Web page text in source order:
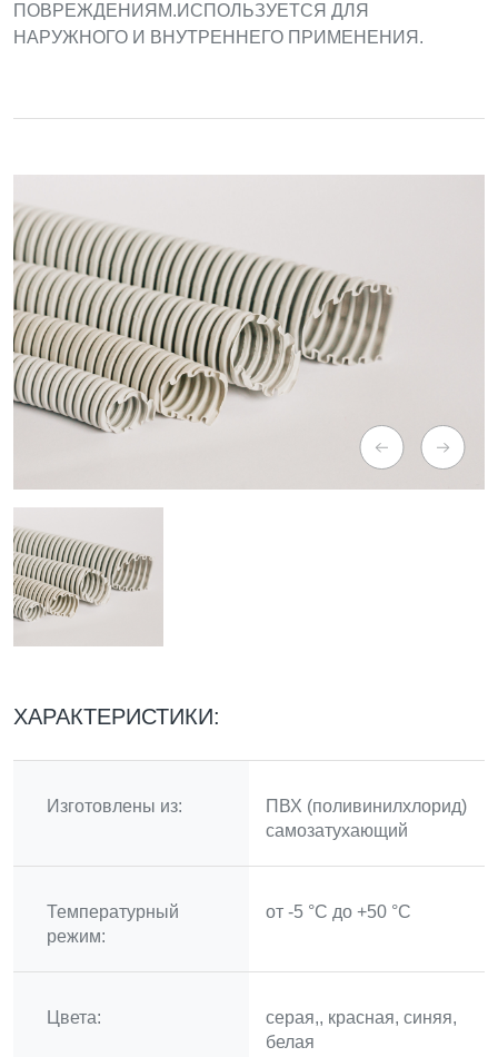
ПОВРЕЖДЕНИЯМ.ИСПОЛЬЗУЕТСЯ ДЛЯ
НАРУЖНОГО И ВНУТРЕННЕГО ПРИМЕНЕНИЯ.
ХАРАКТЕРИСТИКИ:
Изготовлены из:
ПВХ (поливинилхлорид)
самозатухающий
Температурный
режим:
от -5 °C до +50 °C
Цветa:
серая,, красная, синяя,
белая
ОСТАВЬТЕ ЗАЯВКУ НА